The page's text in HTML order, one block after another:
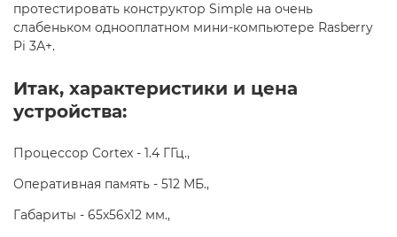
протестировать конструктор Simple на очень
слабеньком однооплатном мини-компьютере Rasberry
Pi 3А+.
Итак, характеристики и цена
устройства:
Процессор Cortex - 1.4 ГГц.,
Оперативная память - 512 МБ.,
Габариты - 65х56х12 мм.,